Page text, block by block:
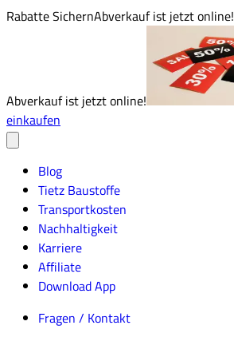
Rabatte SichernAbverkauf ist jetzt online!
Abverkauf ist jetzt online!
einkaufen
Blog
Tietz Baustoffe
Transportkosten
Nachhaltigkeit
Karriere
Affiliate
Download App
Fragen / Kontakt